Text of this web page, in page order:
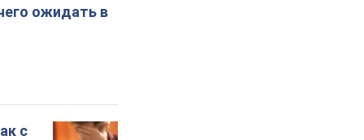
ожидать в
с